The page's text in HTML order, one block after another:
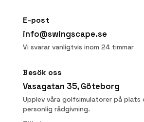
E-post
info@swingscape.se
Vi svarar vanligtvis inom 24 timmar
Besök oss
Vasagatan 35, Göteborg
Upplev våra golfsimulatorer på plats
personlig rådgivning.